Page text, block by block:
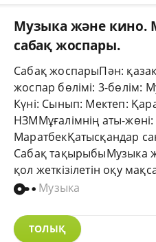
Музыка және кино.
сабақ жоспары.
Сабақ жоспарыПән: қазақ
жоспар бөлімі: 3-бөлім:
Күні: Сынып: Мектеп:
НЗММұғалімнің аты-
МаратбекҚатысқандар
Сабақ тақырыбыМузыка
қол жеткізілетін оқу
Музыка
ТОЛЫҚ